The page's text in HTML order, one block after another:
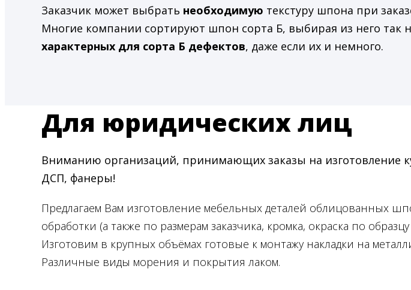
Заказчик может выбрать необходимую текстуру шпона при
Многие компании сортируют шпон сорта Б, выбирая из него
характерных для сорта Б дефектов, даже если их и немного.
Для юридических лиц
Вниманию организаций, принимающих заказы на изготовление
ДСП, фанеры!
Предлагаем Вам изготовление мебельных деталей облицованных
обработки (а также по размерам заказчика, кромка, окраска по образцу
Изготовим в крупных объёмах готовые к монтажу накладки на
Различные виды морения и покрытия лаком.